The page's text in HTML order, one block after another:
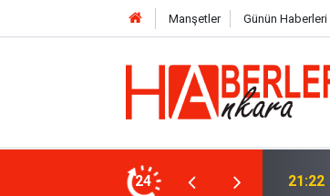
Manşetler Günün Haberleri
24
2026! Bayram Primi, Erzak Yardımı ve
12:33